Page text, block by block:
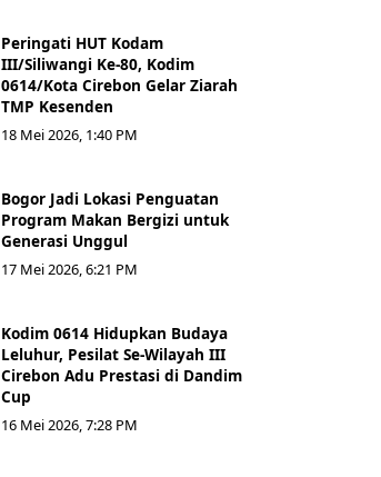
Peringati HUT Kodam
III/Siliwangi Ke-80, Kodim
0614/Kota Cirebon Gelar Ziarah
TMP Kesenden
18 Mei 2026, 1:40 PM
Bogor Jadi Lokasi Penguatan
Program Makan Bergizi untuk
Generasi Unggul
17 Mei 2026, 6:21 PM
Kodim 0614 Hidupkan Budaya
Leluhur, Pesilat Se-Wilayah III
Cirebon Adu Prestasi di Dandim
Cup
16 Mei 2026, 7:28 PM